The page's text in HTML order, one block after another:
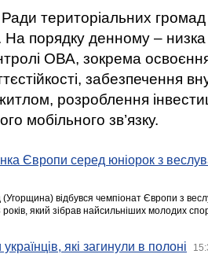
територіальних громад
На порядку денному –
ОВА, зокрема освоєння
забезпечення
розроблення
мобільного зв’язку.
Європи серед юніорок з
відбувся чемпіонат Європи з
який зібрав найсильніших молодих
які загинули в полоні